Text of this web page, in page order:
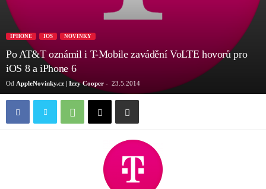
IPHONE IOS NOVINKY
Po AT&T oznámil i T-Mobile zavádění VoLTE hovorů pro
iOS 8 a iPhone 6
Od AppleNovinky.cz | Izzy Cooper - 23.5.2014